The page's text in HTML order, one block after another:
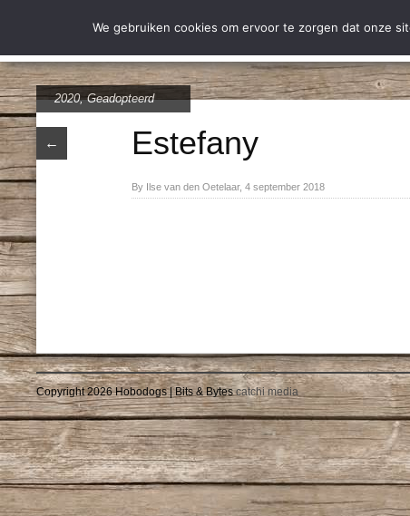
Wie zijn wij Over
←
2020,Geadopteerd
Estefany
By Ilse van den Oetelaar, 4 september 2018
Copyright 2026 Hobodogs | Bits & Bytescatchi media
We gebruiken cookies om ervoor te zorgen dat onze